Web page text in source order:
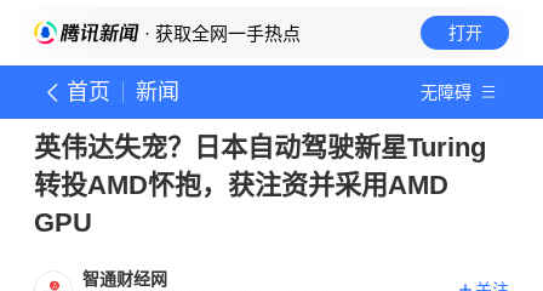
· 获取全网一手热点 打开
首页 新闻 无障碍
英伟达失宠？日本自动驾驶新星Turing
转投AMD怀抱，获注资并采用AMD
GPU
智通财经网